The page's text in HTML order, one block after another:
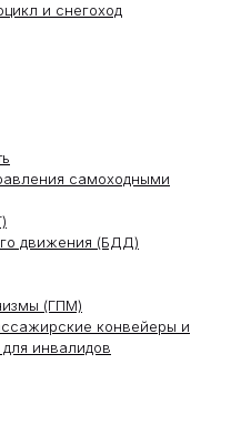
и снегоход
самоходными
движения (БДД)
(ГПМ)
конвейеры и
инвалидов